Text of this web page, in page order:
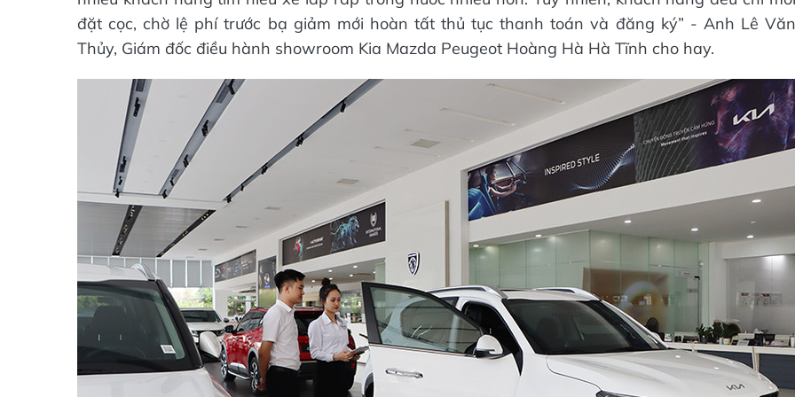
đặt cọc, chờ lệ phí trước bạ giảm mới hoàn tất thủ tục thanh toán và đăng ký” - Anh Lê Văn
Thủy, Giám đốc điều hành showroom Kia Mazda Peugeot Hoàng Hà Hà Tĩnh cho hay.